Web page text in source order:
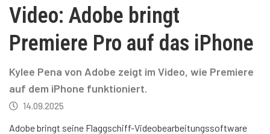
Video: Adobe bringt
Premiere Pro auf das iPhone
Kylee Pena von Adobe zeigt im Video, wie Premiere
auf dem iPhone funktioniert.
14.09.2025
Adobe bringt seine Flaggschiff-Videobearbeitungssoftware